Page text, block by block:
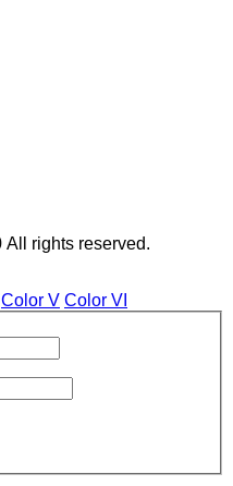
All rights reserved.
Color V Color VI